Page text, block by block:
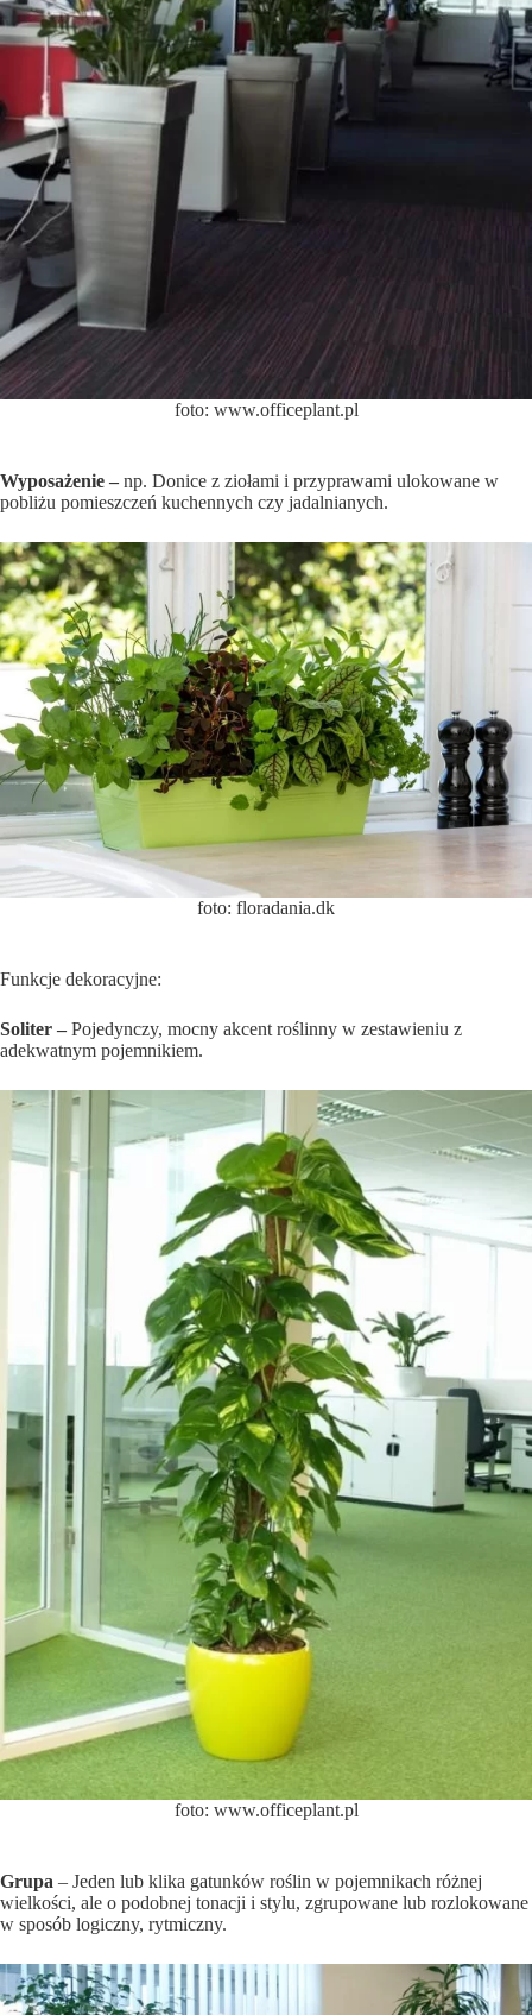
foto: www.officeplant.pl
Wyposażenie – np. Donice z ziołami i przyprawami ulokowane w
pobliżu pomieszczeń kuchennych czy jadalnianych.
foto: floradania.dk
Funkcje dekoracyjne:
Soliter – Pojedynczy, mocny akcent roślinny w zestawieniu z
adekwatnym pojemnikiem.
foto: www.officeplant.pl
Grupa – Jeden lub klika gatunków roślin w pojemnikach różnej
wielkości, ale o podobnej tonacji i stylu, zgrupowane lub rozlokowane
w sposób logiczny, rytmiczny.